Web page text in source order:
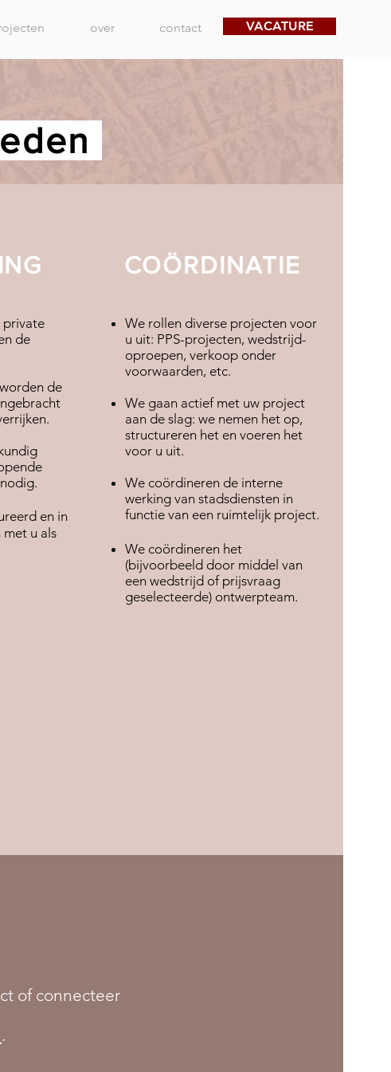
over contact VACATURE
private
de
de
en in
met u als
COÖRDINATIE
We rollen diverse projecten voor
u uit: PPS-projecten, wedstrijd-
oproepen, verkoop onder
voorwaarden, etc.
We gaan actief met uw project
aan de slag: we nemen het op,
structureren het en voeren het
voor u uit.
We coördineren de interne
werking van stadsdiensten in
functie van een ruimtelijk project.
We coördineren het
(bijvoorbeeld door middel van
een wedstrijd of prijsvraag
geselecteerde) ontwerpteam.
of connecteer
.